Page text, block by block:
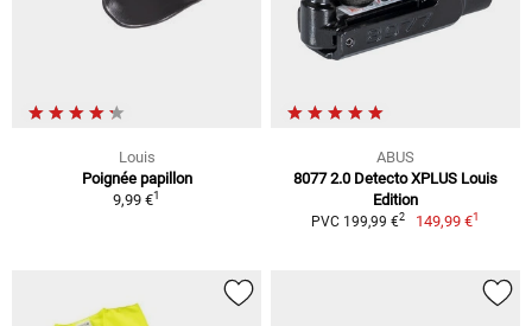
Louis
Poignée papillon
9,99 €1
ABUS
8077 2.0 Detecto XPLUS Louis
Edition
PVC 199,99 €2 149,99 €1